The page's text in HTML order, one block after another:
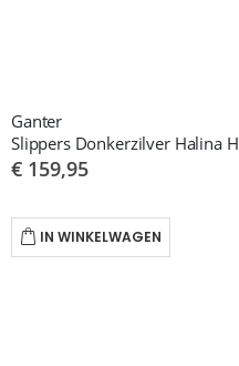
Ganter
Slippers Donkerzilver Halina H
€ 159,95
IN WINKELWAGEN